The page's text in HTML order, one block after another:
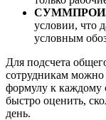
условии, что
условным
Для подсчета
сотрудникам можно
формулу к каждому
быстро оценить,
день.